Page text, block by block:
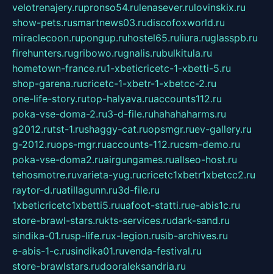
velotrenajery.rupronso54.rulenasever.rulovinskix.ru
show-pets.rusmartnews03.rudiscofoxworld.ru
miraclecoon.rupongup.ruhostel65.ruliura.ruglasspb.ru
firehunters.rugribowo.rugnalis.rubulkitula.ru
hometown-france.ru1-xbeticricetc-1-xbetti-5.ru
shop-garena.rucricetc-1-xbetr-1-xbetcc-2.ru
one-life-story.rutop-halyava.ruaccounts112.ru
poka-vse-doma-2.ru3-d-file.ruhahahaharms.ru
g2012.rutst-1.rushaggy-cat.ruopsmgr.ruev-gallery.ru
g-2012.ruops-mgr.ruaccounts-112.rucsm-demo.ru
poka-vse-doma2.ruairgungames.ruallseo-host.ru
tehosmotre.ruvarieta-yug.rucricetc1xbetr1xbetcc2.ru
raytor-d.ruatillagunn.ru3d-file.ru
1xbeticricetc1xbetti5.ruuafoot-statti.rue-abis1c.ru
store-brawl-stars.rukts-services.rudark-sand.ru
sindika-01.rusp-life.rux-legion.rusib-archives.ru
e-abis-1-c.rusindika01.ruvenda-festival.ru
store-brawlstars.rudooraleksandria.ru